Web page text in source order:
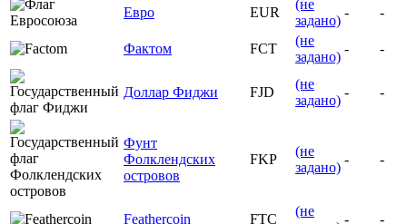
Евро EUR
(не
задано)
- -
Фактом FCT
(не
задано)
- -
Доллар Фиджи FJD
(не
задано)
- -
Фунт
Фолклендских
островов
FKP
(не
задано)
- -
Feathercoin FTC
(не
- -